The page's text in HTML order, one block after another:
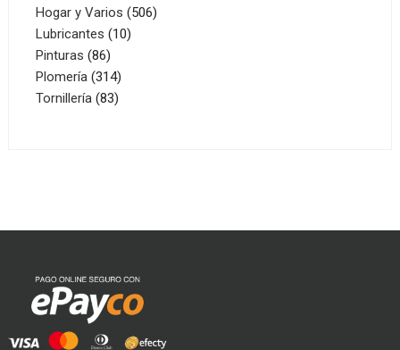
Hogar y Varios 506506
Lubricantes 1010
Pinturas 8686
productos
Plomería 314314
productos
Tornillería 8383